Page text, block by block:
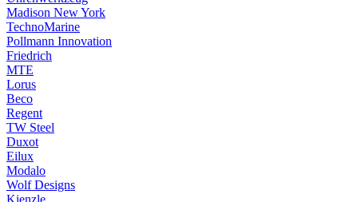
Madison New York
TechnoMarine
Pollmann Innovation
Friedrich
MTE
Lorus
Beco
Regent
TW Steel
Duxot
Eilux
Modalo
Wolf Designs
Kienzle